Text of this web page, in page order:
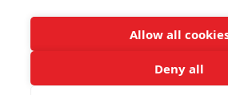
In English
Allow all
Deny all